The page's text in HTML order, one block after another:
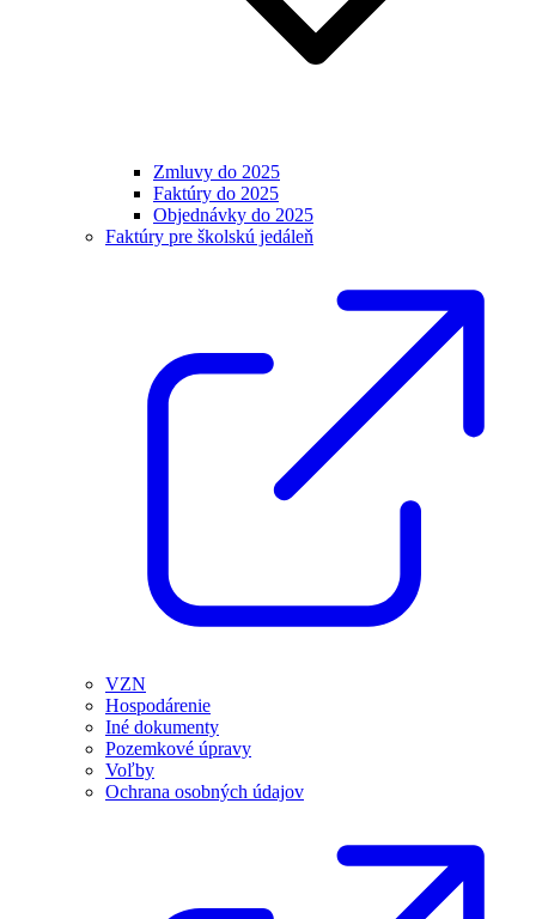
Zmluvy do 2025
Faktúry do 2025
Objednávky do 2025
Faktúry pre školskú jedáleň
VZN
Hospodárenie
Iné dokumenty
Pozemkové úpravy
Voľby
Ochrana osobných údajov